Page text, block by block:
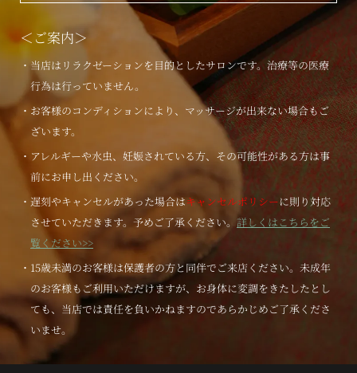
＜ご案内＞
・当店はリラクゼーションを目的としたサロンです。治療等の医療
行為は行っていません。
・お客様のコンディションにより、マッサージが出来ない場合もご
ざいます。
・アレルギーや水虫、妊娠されている方、その可能性がある方は事
前にお申し出ください。
・遅刻やキャンセルがあった場合はキャンセルポリシーに則り対応
させていただきます。予めご了承ください。 詳しくはこちらをご
覧ください>>
・15歳未満のお客様は保護者の方と同伴でご来店ください。未成年
のお客様もご利用いただけますが、お身体に変調をきたしたとし
ても、当店では責任を負いかねますのであらかじめご了承くださ
いませ。